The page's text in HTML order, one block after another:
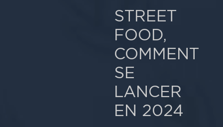
STREET
FOOD,
COMMENT
SE
LANCER
EN 2024